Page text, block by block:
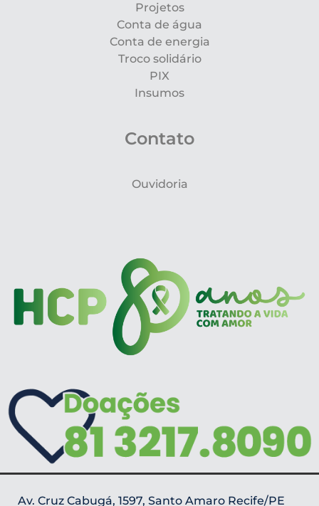
Projetos
Conta de água
Conta de energia
Troco solidário
PIX
Insumos
Contato
Ouvidoria
Av. Cruz Cabugá, 1597, Santo Amaro Recife/PE